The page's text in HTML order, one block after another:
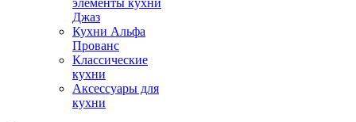
элементы кухни
Джаз
Кухни Альфа
Прованс
Классические
кухни
Аксессуары для
кухни